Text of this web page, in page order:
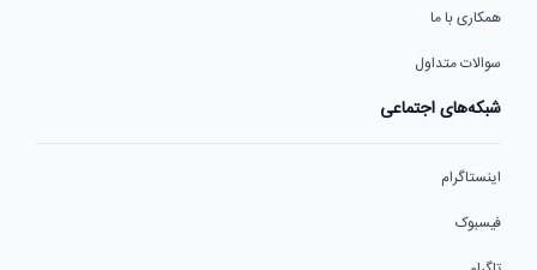
همکاری با ما
سوالات متداول
شبکه‌های اجتماعی
اینستاگرام
فیسبوک